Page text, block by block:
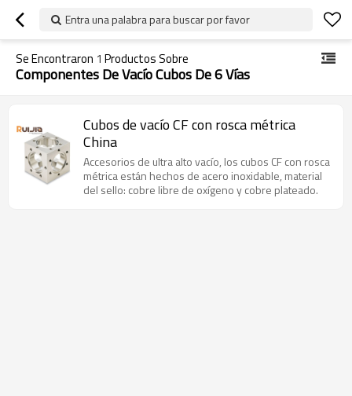
Entra una palabra para buscar por favor
Se Encontraron 1 Productos Sobre
Componentes De Vacío Cubos De 6 Vías
Cubos de vacío CF con rosca métrica
China
Accesorios de ultra alto vacío, los cubos CF con rosca
métrica están hechos de acero inoxidable, material
del sello: cobre libre de oxígeno y cobre plateado.